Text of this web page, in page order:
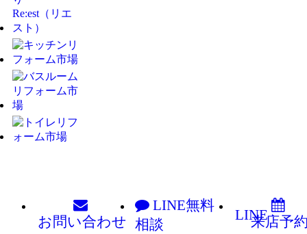
お問い合わせ
LINE無料
相談
LINE来店予